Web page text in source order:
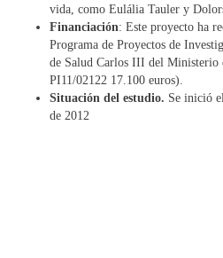
vida, como Eulália Tauler y
Financiación: Este proyecto ha
Programa de Proyectos de
de Salud Carlos III del Ministerio
PI11/02122 17.100 euros).
Situación del estudio. Se inició
de 2012